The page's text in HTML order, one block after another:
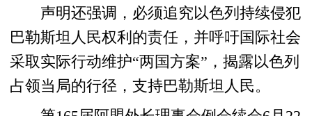
声明还强调，必须追究以色列持续侵犯
巴勒斯坦人民权利的责任，并呼吁国际社会
采取实际行动维护“两国方案”，揭露以色列
占领当局的行径，支持巴勒斯坦人民。